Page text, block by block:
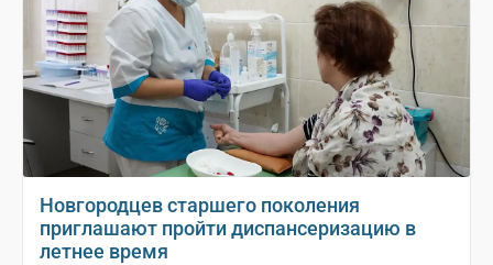
Новгородцев старшего поколения
приглашают пройти диспансеризацию в
летнее время